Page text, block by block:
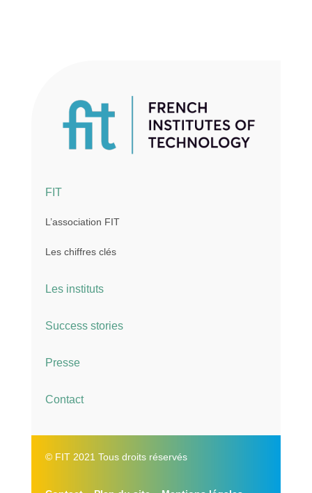
FIT
L’association FIT
Les chiffres clés
Les instituts
Success stories
Presse
Contact
© FIT 2021 Tous droits réservés